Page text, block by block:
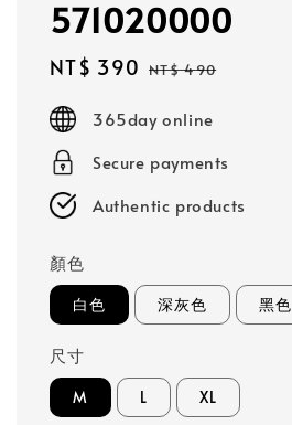
571020000
Sale
NT$ 390 Regular
NT$ 490
365day online
Secure payments
Authentic products
顏色
白色 深灰色 黑色
尺寸
M L XL